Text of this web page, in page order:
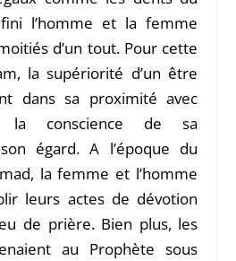
l’homme et la femme
d’un tout. Pour cette
la supériorité d’un être
dans sa proximité avec
conscience de sa
égard. A l’époque du
la femme et l’homme
leurs actes de dévotion
de prière. Bien plus, les
au Prophète sous